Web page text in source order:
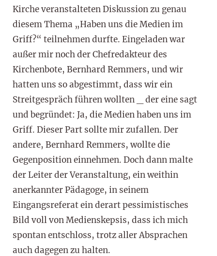
Kirche veranstalteten Diskussion zu genau
diesem Thema „Haben uns die Medien im
Griff?“ teilnehmen durfte. Eingeladen war
außer mir noch der Chefredakteur des
Kirchenbote, Bernhard Remmers, und wir
hatten uns so abgestimmt, dass wir ein
Streitgespräch führen wollten _ der eine sagt
und begründet: Ja, die Medien haben uns im
Griff. Dieser Part sollte mir zufallen. Der
andere, Bernhard Remmers, wollte die
Gegenposition einnehmen. Doch dann malte
der Leiter der Veranstaltung, ein weithin
anerkannter Pädagoge, in seinem
Eingangsreferat ein derart pessimistisches
Bild voll von Medienskepsis, dass ich mich
spontan entschloss, trotz aller Absprachen
auch dagegen zu halten.